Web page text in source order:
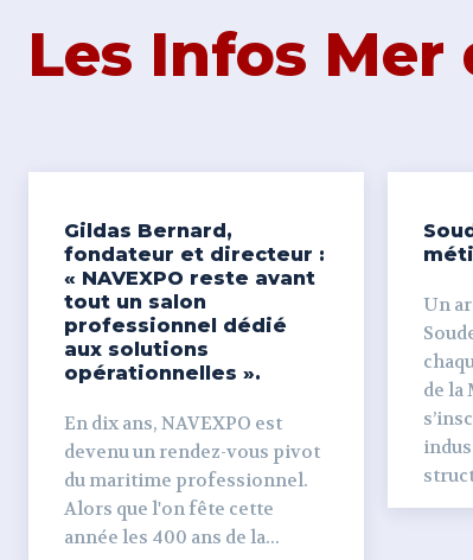
Les Infos Mer
Gildas Bernard,
fondateur et directeur :
« NAVEXPO reste avant
tout un salon
professionnel dédié
aux solutions
opérationnelles ».
En dix ans, NAVEXPO est
devenu un rendez-vous pivot
du maritime professionnel.
Alors que l'on fête cette
année les 400 ans de la...
Un
de la